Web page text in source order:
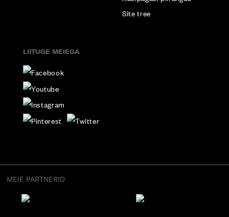
Site tree
LIITUGE MEIEGA
MEIE PARTNERID